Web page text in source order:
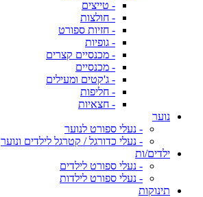
- טייצים
- חולצות
- חזיות ספורט
- גופיות
- מכנסיים קצרים
- מכנסיים
- ג'קטים ומעילים
- חליפות
- חצאיות
נוער
- נעלי ספורט לנוער
- נעלי כדורגל / קטרגל לילדים ונוער
ילדים/ות
- נעלי ספורט לילדים
- נעלי ספורט לילדות
תינוקות